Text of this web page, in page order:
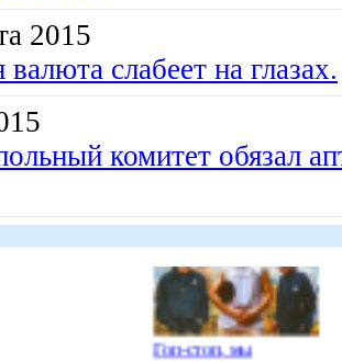
2015
валюта слабеет на глазах.
комитет обязал
Гоп-стоп, мы